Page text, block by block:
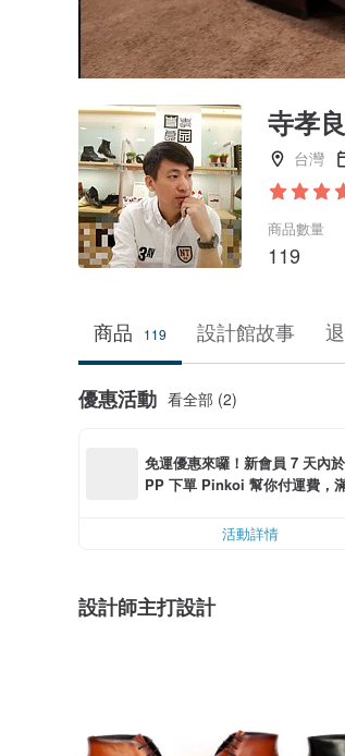
寺孝
台灣
商品數量
119
商品 119 設計館故事
優惠活動 看全部 (2)
免運優惠來囉！新會員 7 天內
PP 下單 Pinkoi 幫你付運費，
活動詳情
設計師主打設計